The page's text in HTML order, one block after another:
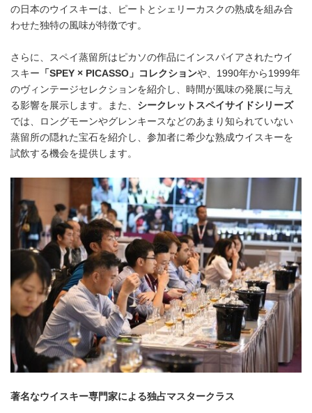
の日本のウイスキーは、ピートとシェリーカスクの熟成を組み合
わせた独特の風味が特徴です。
さらに、スペイ蒸留所はピカソの作品にインスパイアされたウイ
スキー 「 SPEY × PICASSO 」コレクションや、1990年から1999年
のヴィンテージセレクションを紹介し、時間が風味の発展に与え
る影響を展示します。また、 シークレットスペイサイドシリーズ
では、ロングモーンやグレンキースなどのあまり知られていない
蒸留所の隠れた宝石を紹介し、参加者に希少な熟成ウイスキーを
試飲する機会を提供します。
著名なウイスキー専門家による独占マスタークラス